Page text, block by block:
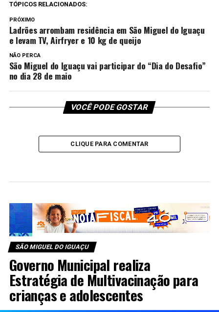
TÓPICOS RELACIONADOS:
PRÓXIMO
Ladrões arrombam residência em São Miguel do Iguaçu
e levam TV, Airfryer e 10 kg de queijo
NÃO PERCA
São Miguel do Iguaçu vai participar do “Dia do Desafio”
no dia 28 de maio
VOCÊ PODE GOSTAR
CLIQUE PARA COMENTAR
SÃO MIGUEL DO IGUAÇU
Governo Municipal realiza
Estratégia de Multivacinação para
crianças e adolescentes